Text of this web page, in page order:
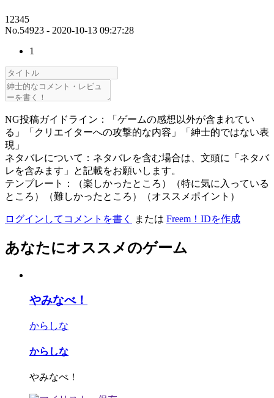
12345
No.54923 - 2020-10-13 09:27:28
1
NG投稿ガイドライン：「ゲームの感想以外が含まれてい
る」「クリエイターへの攻撃的な内容」「紳士的ではない表
現」
ネタバレについて：ネタバレを含む場合は、文頭に「ネタバ
レを含みます」と記載をお願いします。
テンプレート：（楽しかったところ）（特に気に入っている
ところ）（難しかったところ）（オススメポイント）
ログインしてコメントを書く または Freem！IDを作成
あなたにオススメのゲーム
やみなべ！
からしな
からしな
やみなべ！